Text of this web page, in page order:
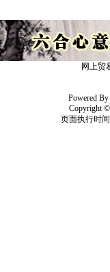
网上贸
Powered By
Copyright
页面执行时